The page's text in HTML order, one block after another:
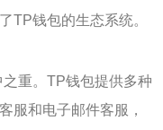
TP钱包的生态系统。
重。TP钱包提供多种
服和电子邮件客服，